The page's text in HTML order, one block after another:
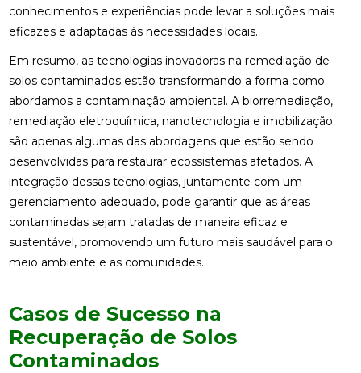
conhecimentos e experiências pode levar a soluções mais
eficazes e adaptadas às necessidades locais.
Em resumo, as tecnologias inovadoras na remediação de
solos contaminados estão transformando a forma como
abordamos a contaminação ambiental. A biorremediação,
remediação eletroquímica, nanotecnologia e imobilização
são apenas algumas das abordagens que estão sendo
desenvolvidas para restaurar ecossistemas afetados. A
integração dessas tecnologias, juntamente com um
gerenciamento adequado, pode garantir que as áreas
contaminadas sejam tratadas de maneira eficaz e
sustentável, promovendo um futuro mais saudável para o
meio ambiente e as comunidades.
Casos de Sucesso na
Recuperação de Solos
Contaminados